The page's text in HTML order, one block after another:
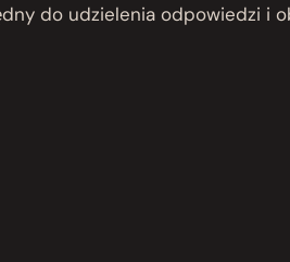
do udzielenia odpowiedzi i